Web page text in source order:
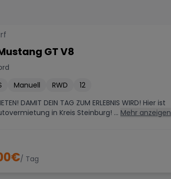
GT V8
Manuell RWD
12
DAMIT DEIN TAG ZUM ERLEBNIS WIRD! Hier ist
in Kreis Steinburg! ... Mehr anzeigen
€/ Tag